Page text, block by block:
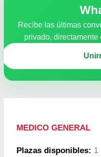
Recibe las últimas
privado, directamente
MEDICO GENERAL
Plazas disponibles: 1